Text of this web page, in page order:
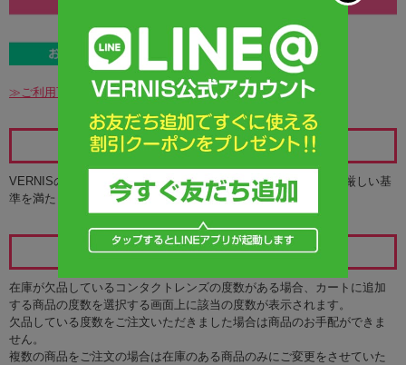
≫ご利用可能なお支払方法の詳細
レンズの安全性について
VERNISのカラコンは、アメリカのFDAと並び称されるKFDAの厳しい基
準を満たした商品のみをお取り扱いしています。
在庫について
在庫が欠品しているコンタクトレンズの度数がある場合、カートに追加
する商品の度数を選択する画面上に該当の度数が表示されます。
欠品している度数をご注文いただきました場合は商品のお手配ができま
せん。
複数の商品をご注文の場合は在庫のある商品のみにご変更をさせていた